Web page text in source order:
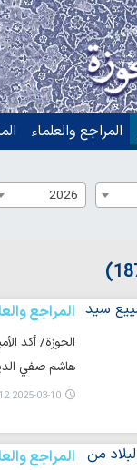
المراجع والعلماء
2026
المراجع
الحوزة/ أكد
هاشم صفي
2025-03-10 10:12
المراجع